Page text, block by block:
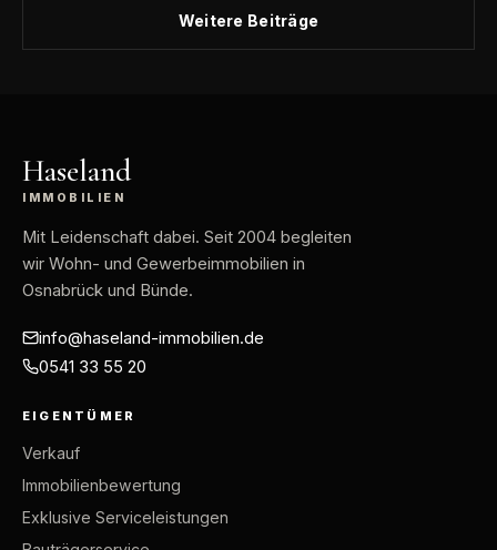
Weitere Beiträge
Haseland
IMMOBILIEN
Mit Leidenschaft dabei. Seit 2004 begleiten
wir Wohn- und Gewerbeimmobilien in
Osnabrück und Bünde.
info@haseland-immobilien.de
0541 33 55 20
EIGENTÜMER
Verkauf
Immobilienbewertung
Exklusive Serviceleistungen